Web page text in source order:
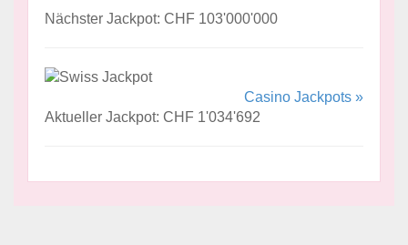
Nächster Jackpot: CHF 103'000'000
Casino Jackpots »
Aktueller Jackpot: CHF 1'034'692